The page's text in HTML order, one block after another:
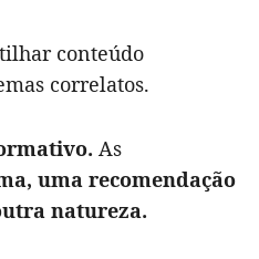
conteúdo
correlatos.
As
uma recomendação
natureza.